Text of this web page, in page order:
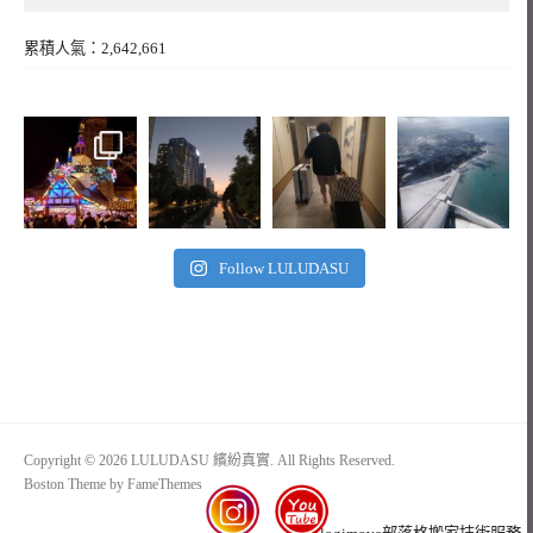
累積人氣：2,642,661
Follow LULUDASU
Copyright © 2026 LULUDASU 繽紛真實. All Rights Reserved.
Boston Theme by FameThemes